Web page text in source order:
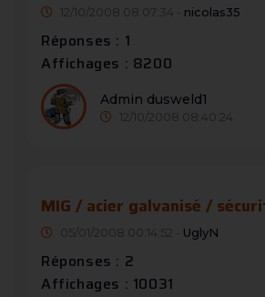
12/10/2008 08:07:34 - nicolas35
Réponses : 1
Affichages : 8200
Admin dusweld1
12/10/2008 08:40:24
MIG / acier galvanisé /
05/01/2008 00:14:52 - UglyN
Réponses : 2
Affichages : 10031